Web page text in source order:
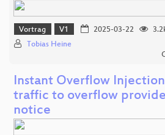
Vortrag V1 2025-03-22
Tobias Heine
Instant Overflow
traffic to overflow
notice